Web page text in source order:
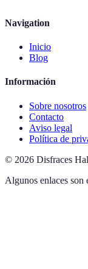
Navigation
Inicio
Blog
Información
Sobre nosotros
Contacto
Aviso legal
Política de
© 2026 Disfraces
Algunos enlaces son